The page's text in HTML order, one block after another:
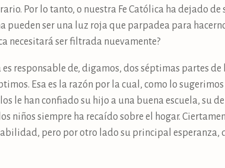
Por lo tanto, o nuestra Fe Católica ha dejado de
pueden ser una luz roja que parpadea para
necesitará ser filtrada nuevamente?
responsable de, digamos, dos séptimas partes de
Esa es la razón por la cual, como lo
le han confiado su hijo a una buena escuela, su
niños siempre ha recaído sobre el hogar.
pero por otro lado su principal esperanza,